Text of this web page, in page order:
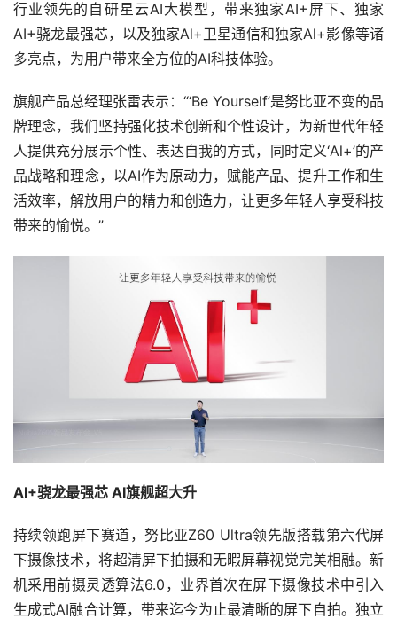
行业领先的自研星云AI大模型，带来独家AI+屏下、独家
AI+骁龙最强芯，以及独家Al+卫星通信和独家Al+影像等诸
多亮点，为用户带来全方位的AI科技体验。
旗舰产品总经理张雷表示：“‘Be Yourself’是努比亚不变的品
牌理念，我们坚持强化技术创新和个性设计，为新世代年轻
人提供充分展示个性、表达自我的方式，同时定义‘Al+’的产
品战略和理念，以AI作为原动力，赋能产品、提升工作和生
活效率，解放用户的精力和创造力，让更多年轻人享受科技
带来的愉悦。”
AI+骁龙最强芯 AI旗舰超大升
持续领跑屏下赛道，努比亚Z60 Ultra领先版搭载第六代屏
下摄像技术，将超清屏下拍摄和无暇屏幕视觉完美相融。新
机采用前摄灵透算法6.0，业界首次在屏下摄像技术中引入
生成式AI融合计算，带来迄今为止最清晰的屏下自拍。独立